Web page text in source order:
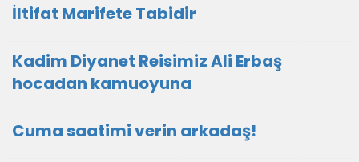
İltifat Marifete Tabidir
Kadim Diyanet Reisimiz Ali Erbaş
hocadan kamuoyuna
Cuma saatimi verin arkadaş!